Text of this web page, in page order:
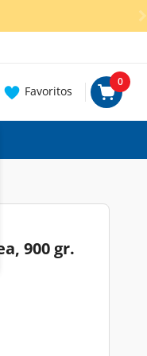
Favoritos
0
900 gr.